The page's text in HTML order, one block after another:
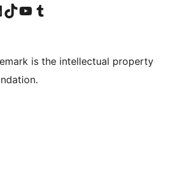
页访问我们的 TikTok 账号访问我们的 YouTube 频道 访问我们的 Tumblr 账号
is the intellectual property